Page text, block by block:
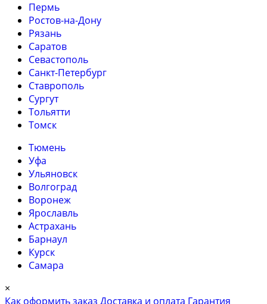
Пермь
Ростов-на-Дону
Рязань
Саратов
Севастополь
Санкт-Петербург
Ставрополь
Сургут
Тольятти
Томск
Тюмень
Уфа
Ульяновск
Волгоград
Воронеж
Ярославль
Астрахань
Барнаул
Курск
Самара
×
Как оформить заказ Доставка и оплата Гарантия